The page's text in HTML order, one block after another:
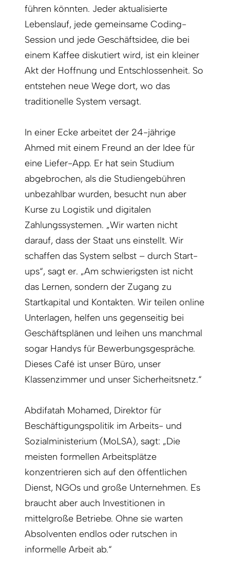
führen könnten. Jeder aktualisierte
Lebenslauf, jede gemeinsame Coding-
Session und jede Geschäftsidee, die bei
einem Kaffee diskutiert wird, ist ein kleiner
Akt der Hoffnung und Entschlossenheit. So
entstehen neue Wege dort, wo das
traditionelle System versagt.
In einer Ecke arbeitet der 24-jährige
Ahmed mit einem Freund an der Idee für
eine Liefer-App. Er hat sein Studium
abgebrochen, als die Studiengebühren
unbezahlbar wurden, besucht nun aber
Kurse zu Logistik und digitalen
Zahlungssystemen. „Wir warten nicht
darauf, dass der Staat uns einstellt. Wir
schaffen das System selbst – durch Start-
ups“, sagt er. „Am schwierigsten ist nicht
das Lernen, sondern der Zugang zu
Startkapital und Kontakten. Wir teilen online
Unterlagen, helfen uns gegenseitig bei
Geschäftsplänen und leihen uns manchmal
sogar Handys für Bewerbungsgespräche.
Dieses Café ist unser Büro, unser
Klassenzimmer und unser Sicherheitsnetz.“
Abdifatah Mohamed, Direktor für
Beschäftigungspolitik im Arbeits- und
Sozialministerium (MoLSA), sagt: „Die
meisten formellen Arbeitsplätze
konzentrieren sich auf den öffentlichen
Dienst, NGOs und große Unternehmen. Es
braucht aber auch Investitionen in
mittelgroße Betriebe. Ohne sie warten
Absolventen endlos oder rutschen in
informelle Arbeit ab.“